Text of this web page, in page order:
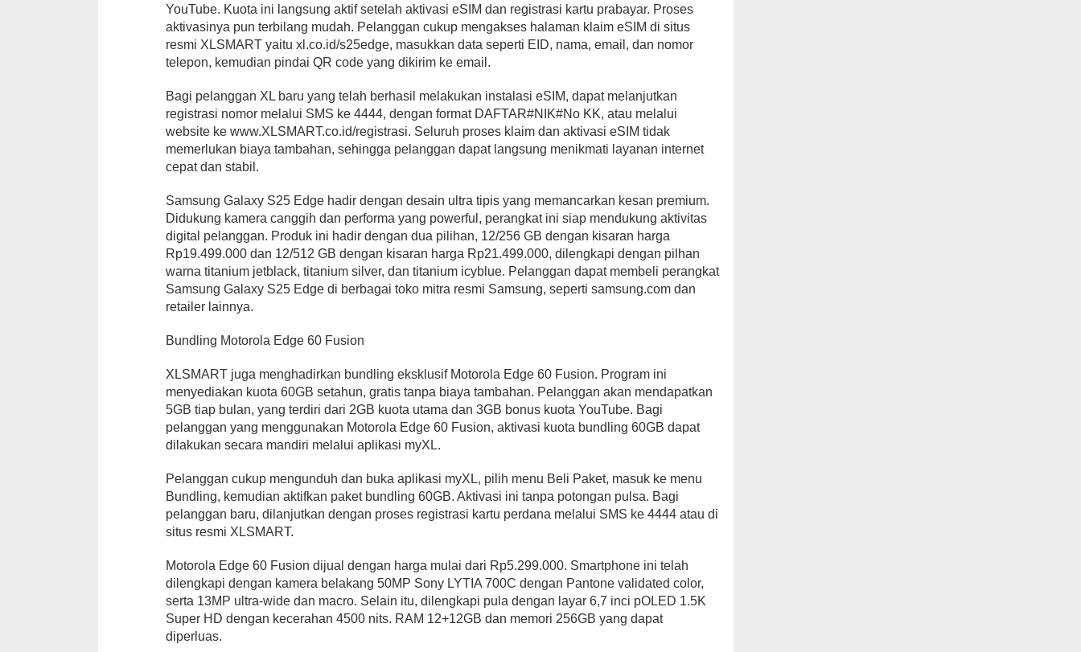
YouTube. Kuota ini langsung aktif setelah aktivasi eSIM dan registrasi kartu prabayar. Proses
aktivasinya pun terbilang mudah. Pelanggan cukup mengakses halaman klaim eSIM di situs
resmi XLSMART yaitu xl.co.id/s25edge, masukkan data seperti EID, nama, email, dan nomor
telepon, kemudian pindai QR code yang dikirim ke email.
Bagi pelanggan XL baru yang telah berhasil melakukan instalasi eSIM, dapat melanjutkan
registrasi nomor melalui SMS ke 4444, dengan format DAFTAR#NIK#No KK, atau melalui
website ke www.XLSMART.co.id/registrasi. Seluruh proses klaim dan aktivasi eSIM tidak
memerlukan biaya tambahan, sehingga pelanggan dapat langsung menikmati layanan internet
cepat dan stabil.
Samsung Galaxy S25 Edge hadir dengan desain ultra tipis yang memancarkan kesan premium.
Didukung kamera canggih dan performa yang powerful, perangkat ini siap mendukung aktivitas
digital pelanggan. Produk ini hadir dengan dua pilihan, 12/256 GB dengan kisaran harga
Rp19.499.000 dan 12/512 GB dengan kisaran harga Rp21.499.000, dilengkapi dengan pilhan
warna titanium jetblack, titanium silver, dan titanium icyblue. Pelanggan dapat membeli perangkat
Samsung Galaxy S25 Edge di berbagai toko mitra resmi Samsung, seperti samsung.com dan
retailer lainnya.
Bundling Motorola Edge 60 Fusion
XLSMART juga menghadirkan bundling eksklusif Motorola Edge 60 Fusion. Program ini
menyediakan kuota 60GB setahun, gratis tanpa biaya tambahan. Pelanggan akan mendapatkan
5GB tiap bulan, yang terdiri dari 2GB kuota utama dan 3GB bonus kuota YouTube. Bagi
pelanggan yang menggunakan Motorola Edge 60 Fusion, aktivasi kuota bundling 60GB dapat
dilakukan secara mandiri melalui aplikasi myXL.
Pelanggan cukup mengunduh dan buka aplikasi myXL, pilih menu Beli Paket, masuk ke menu
Bundling, kemudian aktifkan paket bundling 60GB. Aktivasi ini tanpa potongan pulsa. Bagi
pelanggan baru, dilanjutkan dengan proses registrasi kartu perdana melalui SMS ke 4444 atau di
situs resmi XLSMART.
Motorola Edge 60 Fusion dijual dengan harga mulai dari Rp5.299.000. Smartphone ini telah
dilengkapi dengan kamera belakang 50MP Sony LYTIA 700C dengan Pantone validated color,
serta 13MP ultra-wide dan macro. Selain itu, dilengkapi pula dengan layar 6,7 inci pOLED 1.5K
Super HD dengan kecerahan 4500 nits. RAM 12+12GB dan memori 256GB yang dapat
diperluas.